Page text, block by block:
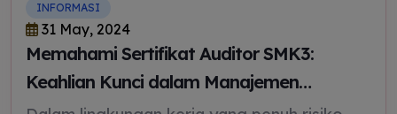
INFORMASI
31 May, 2024
Memahami Sertifikat Auditor SMK3:
Keahlian Kunci dalam Manajemen